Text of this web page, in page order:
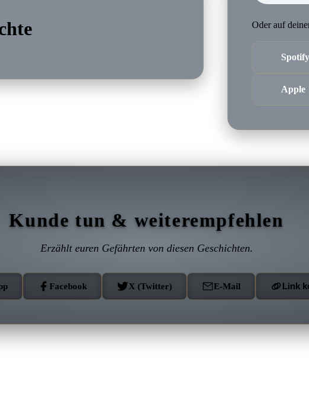
Oder auf
Spotify
Apple
Kunde tun & weiterempfehlen
Erzählt euren Gefährten von diesen Geschichten.
Facebook X (Twitter) E-Mail Link